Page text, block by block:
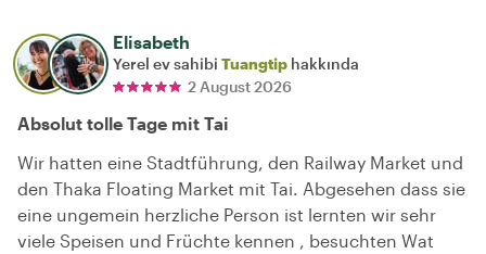
Elisabeth
Yerel ev sahibi Tuangtip hakkında
2 August 2026
Absolut tolle Tage mit Tai
Wir hatten eine Stadtführung, den Railway Market und
den Thaka Floating Market mit Tai. Abgesehen dass sie
eine ungemein herzliche Person ist lernten wir sehr
viele Speisen und Früchte kennen , besuchten Wat